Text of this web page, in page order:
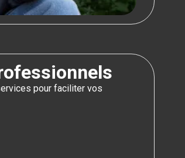
pour faciliter vos